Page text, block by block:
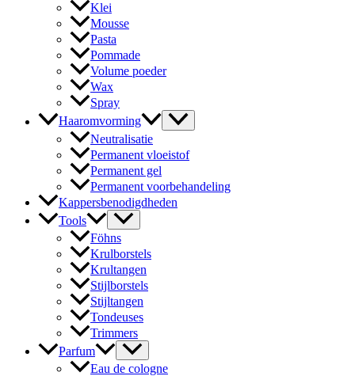
Klei
Mousse
Pasta
Pommade
Volume poeder
Wax
Spray
Haaromvorming
Neutralisatie
Permanent vloeistof
Permanent gel
Permanent voorbehandeling
Kappersbenodigdheden
Tools
Föhns
Krulborstels
Krultangen
Stijlborstels
Stijltangen
Tondeuses
Trimmers
Parfum
Eau de cologne